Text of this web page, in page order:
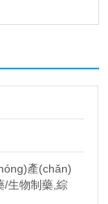
產(chǎn)
/生物制藥,綜